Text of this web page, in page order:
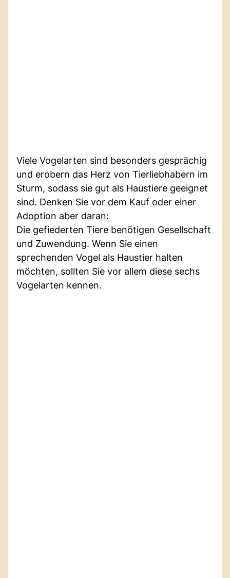
Viele Vogelarten sind besonders gesprächig
und erobern das Herz von Tierliebhabern im
Sturm, sodass sie gut als Haustiere geeignet
sind. Denken Sie vor dem Kauf oder einer
Adoption aber daran:
Die gefiederten Tiere benötigen Gesellschaft
und Zuwendung. Wenn Sie einen
sprechenden Vogel als Haustier halten
möchten, sollten Sie vor allem diese sechs
Vogelarten kennen.